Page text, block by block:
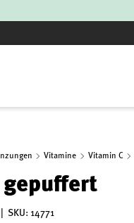
Vitamine Vitamin C
gepuffert
SKU: 14771